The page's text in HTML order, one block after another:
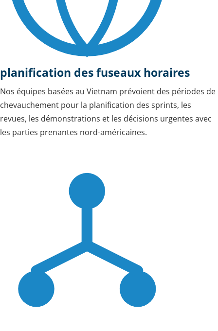
planification des fuseaux horaires
Nos équipes basées au Vietnam prévoient des périodes de
chevauchement pour la planification des sprints, les
revues, les démonstrations et les décisions urgentes avec
les parties prenantes nord-américaines.